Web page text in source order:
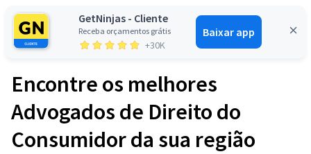
GetNinjas - Cliente
Receba orçamentos grátis
+30K
Baixar app
Entrar
Encontre os melhores
Advogados de Direito do
Consumidor da sua região